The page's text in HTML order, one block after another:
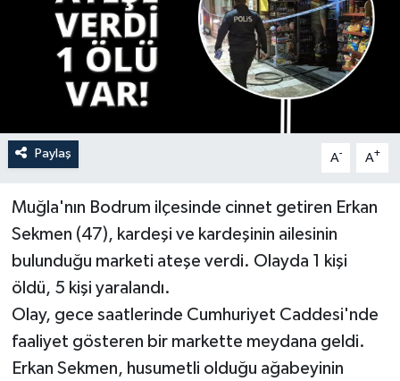
Paylaş A- A+
Muğla'nın Bodrum ilçesinde cinnet getiren Erkan
Sekmen (47), kardeşi ve kardeşinin ailesinin
bulunduğu marketi ateşe verdi. Olayda 1 kişi
öldü, 5 kişi yaralandı.
Olay, gece saatlerinde Cumhuriyet Caddesi'nde
faaliyet gösteren bir markette meydana geldi.
Erkan Sekmen, husumetli olduğu ağabeyinin